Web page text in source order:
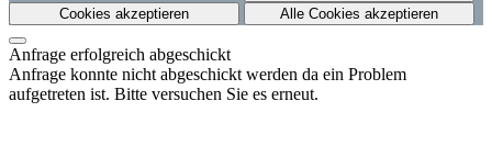
Cookies akzeptieren
Alle Cookies akzeptieren
Anfrage erfolgreich abgeschickt
Anfrage konnte nicht abgeschickt werden da ein Problem
aufgetreten ist. Bitte versuchen Sie es erneut.